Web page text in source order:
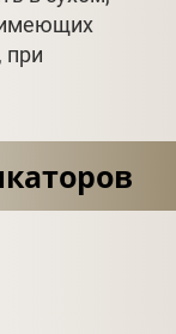
имеющих
при